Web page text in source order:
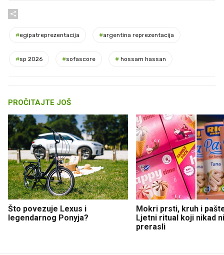
#egipatreprezentacija #argentina reprezentacija
#sp 2026 #sofascore # hossam hassan
PROČITAJTE JOŠ
Što povezuje Lexus i
legendarnog Ponyja?
Mokri prsti, kruh i
Ljetni ritual koji nikad
prerasli